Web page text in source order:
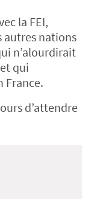
la FEI,
autres nations
n’alourdirait
qui
France.
d’attendre